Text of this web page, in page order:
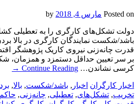
Posted on مارس 4, 2018
دولت تشکل‌های کارگری را به تعطیلی
باشد/شکست نمایندگان کارگری در بالا
قدرت چانه‌زنی نیروی کاریک پژوهشگر
بر سر تعیین حداقل دستمزد و همزمان،
کرسی نشاندن… Continue Reading
→
اخبار کارگران اخبار , باشد/شکست, بالا,
تخریب, تشکل‌های, تعطیلی, چانه‌زنی, حاکم